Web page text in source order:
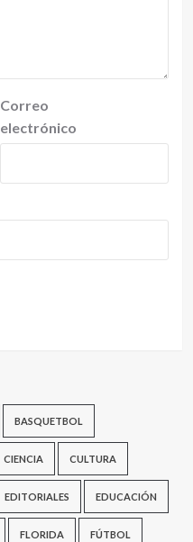
Correo
electrónico
BASQUETBOL
CIENCIA CULTURA
EDITORIALES EDUCACIÓN
FLORIDA FÚTBOL